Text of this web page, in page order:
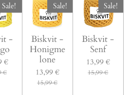
Sale!
-
€
€
Sale!
Biskvit -
Honigme
lone
13,99 €
15,99 €
Sale!
Biskvit -
Senf
13,99 €
15,99 €